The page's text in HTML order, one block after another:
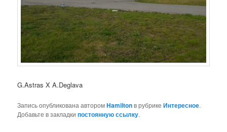
G.Astras X A.Deglava
Запись опубликована авторомHamiltonв рубрикеИнтересное.
Добавьте в закладкипостоянную ссылку.